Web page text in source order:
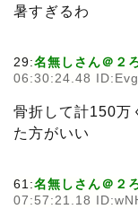
暑すぎるわ
29:名無しさん＠２
06:30:24.48
骨折して計150万
た方がいい
61:名無しさん＠２
07:57:21.18